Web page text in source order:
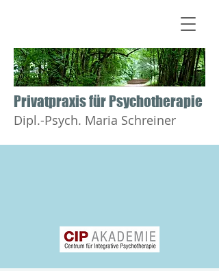
​​​​​​​Privatpraxis für Psychotherapie
Dipl.-Psych. Maria Schreiner